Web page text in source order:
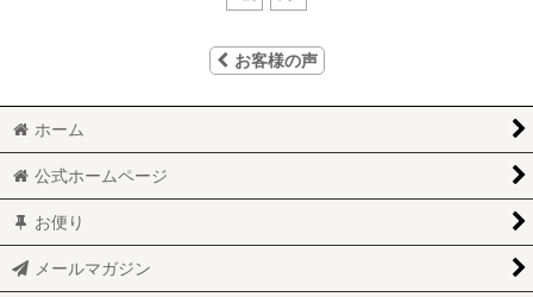
お客様の声
ホーム
公式ホームページ
お便り
メールマガジン